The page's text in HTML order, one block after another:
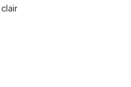
meuble de
clair